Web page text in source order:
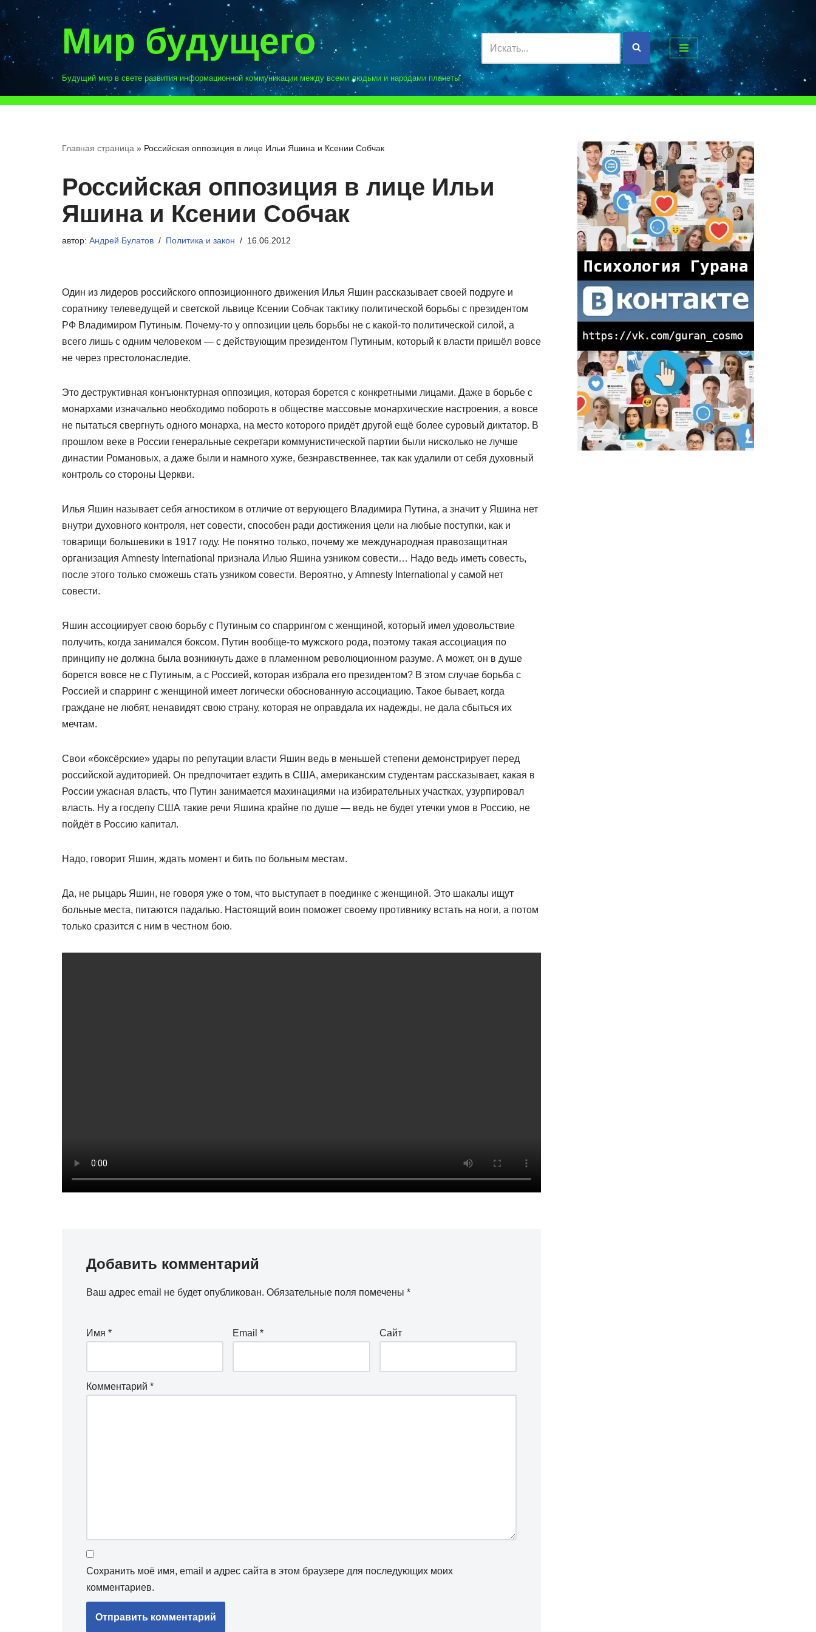
Перейти
к
содержимому
Мир будущего
Будущий мир в свете развития информационной коммуникации между всеми людьми и народами планеты
Главная страница » Российская оппозиция в лице Ильи Яшина и Ксении Собчак
Российская оппозиция в лице Ильи
Яшина и Ксении Собчак
автор: Андрей Булатов Политика и закон 16.06.2012
Один из лидеров российского оппозиционного движения Илья Яшин рассказывает своей подруге и
соратнику телеведущей и светской львице Ксении Собчак тактику политической борьбы с президентом
РФ Владимиром Путиным. Почему-то у оппозиции цель борьбы не с какой-то политической силой, а
всего лишь с одним человеком — с действующим президентом Путиным, который к власти пришёл вовсе
не через престолонаследие.
Это деструктивная конъюнктурная оппозиция, которая борется с конкретными лицами. Даже в борьбе с
монархами изначально необходимо побороть в обществе массовые монархические настроения, а вовсе
не пытаться свергнуть одного монарха, на место которого придёт другой ещё более суровый диктатор. В
прошлом веке в России генеральные секретари коммунистической партии были нисколько не лучше
династии Романовых, а даже были и намного хуже, безнравственнее, так как удалили от себя духовный
контроль со стороны Церкви.
Илья Яшин называет себя агностиком в отличие от верующего Владимира Путина, а значит у Яшина нет
внутри духовного контроля, нет совести, способен ради достижения цели на любые поступки, как и
товарищи большевики в 1917 году. Не понятно только, почему же международная правозащитная
организация Amnesty International признала Илью Яшина узником совести… Надо ведь иметь совесть,
после этого только сможешь стать узником совести. Вероятно, у Amnesty International у самой нет
совести.
Яшин ассоциирует свою борьбу с Путиным со спаррингом с женщиной, который имел удовольствие
получить, когда занимался боксом. Путин вообще-то мужского рода, поэтому такая ассоциация по
принципу не должна была возникнуть даже в пламенном революционном разуме. А может, он в душе
борется вовсе не с Путиным, а с Россией, которая избрала его президентом? В этом случае борьба с
Россией и спарринг с женщиной имеет логически обоснованную ассоциацию. Такое бывает, когда
граждане не любят, ненавидят свою страну, которая не оправдала их надежды, не дала сбыться их
мечтам.
Свои «боксёрские» удары по репутации власти Яшин ведь в меньшей степени демонстрирует перед
российской аудиторией. Он предпочитает ездить в США, американским студентам рассказывает, какая в
России ужасная власть, что Путин занимается махинациями на избирательных участках, узурпировал
власть. Ну а госдепу США такие речи Яшина крайне по душе — ведь не будет утечки умов в Россию, не
пойдёт в Россию капитал.
Надо, говорит Яшин, ждать момент и бить по больным местам.
Да, не рыцарь Яшин, не говоря уже о том, что выступает в поединке с женщиной. Это шакалы ищут
больные места, питаются падалью. Настоящий воин поможет своему противнику встать на ноги, а потом
только сразится с ним в честном бою.
Добавить комментарий
Ваш адрес email не будет опубликован. Обязательные поля помечены *
Имя * Email* Сайт
Комментарий *
Сохранить моё имя, email и адрес сайта в этом браузере для последующих моих
комментариев.